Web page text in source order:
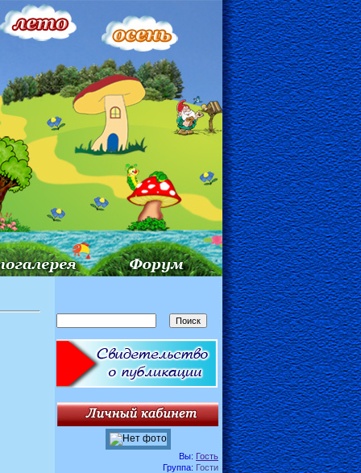
Вы: Гость
Группа: Гости